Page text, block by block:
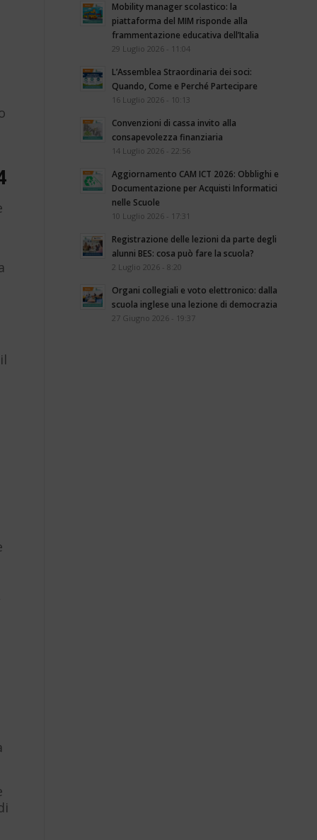
Mobility manager scolastico: la
piattaforma del MIM risponde alla
frammentazione educativa dell’Italia
29 Luglio 2026 - 11:04
L’Assemblea Straordinaria dei soci:
Quando, Come e Perché Partecipare
16 Luglio 2026 - 10:13
Convenzioni di cassa invito alla
consapevolezza finanziaria
14 Luglio 2026 - 22:56
Aggiornamento CAM ICT 2026: Obblighi e
Documentazione per Acquisti Informatici
nelle Scuole
10 Luglio 2026 - 17:31
Registrazione delle lezioni da parte degli
alunni BES: cosa può fare la scuola?
2 Luglio 2026 - 8:20
Organi collegiali e voto elettronico: dalla
scuola inglese una lezione di democrazia
27 Giugno 2026 - 19:37